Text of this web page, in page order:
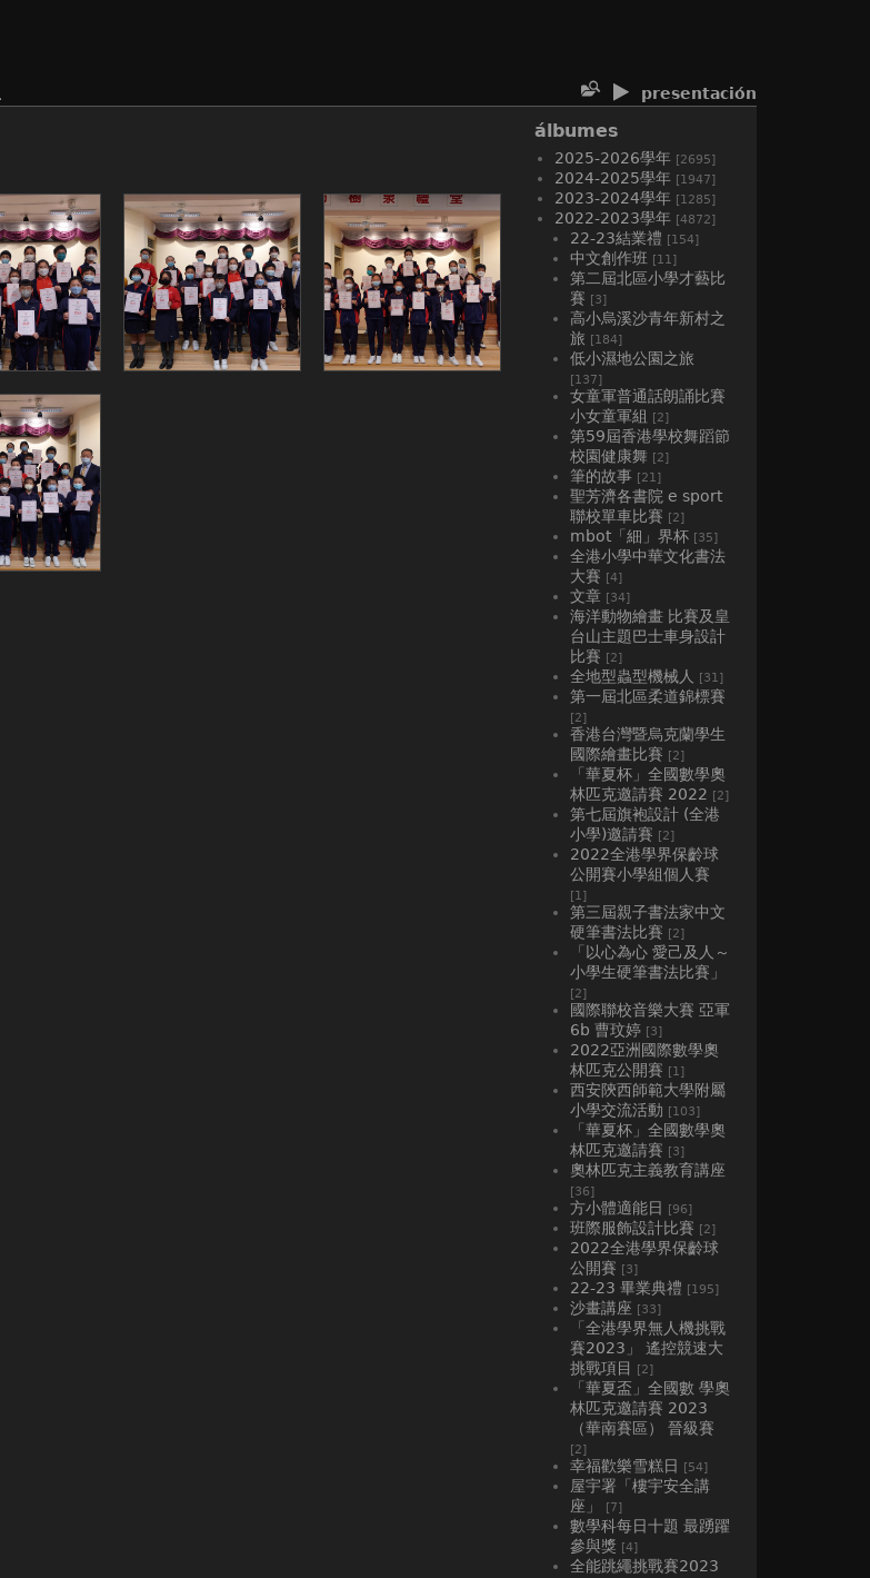
presentación
álbumes
2025-2026學年 [2695]
2024-2025學年 [1947]
2023-2024學年 [1285]
2022-2023學年 [4872]
22-23結業禮 [154]
中文創作班 [11]
第二屆北區小學才藝比
賽 [3]
高小烏溪沙青年新村之
旅 [184]
低小濕地公園之旅
[137]
女童軍普通話朗誦比賽
小女童軍組 [2]
第59屆香港學校舞蹈節
校園健康舞 [2]
筆的故事 [21]
聖芳濟各書院 e sport
聯校單車比賽 [2]
mbot「細」界杯 [35]
全港小學中華文化書法
大賽 [4]
文章 [34]
海洋動物繪畫 比賽及皇
台山主題巴士車身設計
比賽 [2]
全地型蟲型機械人 [31]
第一屆北區柔道錦標賽
[2]
香港台灣暨烏克蘭學生
國際繪畫比賽 [2]
「華夏杯」全國數學奧
林匹克邀請賽 2022 [2]
第七屆旗袍設計 (全港
小學)邀請賽 [2]
2022全港學界保齡球
公開賽小學組個人賽
[1]
第三屆親子書法家中文
硬筆書法比賽 [2]
「以心為心 愛己及人～
小學生硬筆書法比賽」
[2]
國際聯校音樂大賽 亞軍
6b 曹玟婷 [3]
2022亞洲國際數學奧
林匹克公開賽 [1]
西安陝西師範大學附屬
小學交流活動 [103]
「華夏杯」全國數學奧
林匹克邀請賽 [3]
奧林匹克主義教育講座
[36]
方小體適能日 [96]
班際服飾設計比賽 [2]
2022全港學界保齡球
公開賽 [3]
22-23 畢業典禮 [195]
沙畫講座 [33]
「全港學界無人機挑戰
賽2023」 遙控競速大
挑戰項目
[2]
「華夏盃」全國數 學奧
林匹克邀請賽 2023
（華南賽區） 晉級賽
[2]
幸福歡樂雪糕日 [54]
屋宇署「樓宇安全講
座」
[7]
數學科每日十題 最踴躍
參與獎 [4]
全能跳繩挑戰賽2023